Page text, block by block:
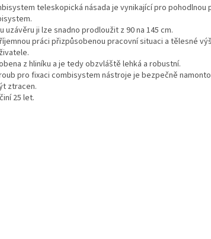
teleskopická násada je vynikající pro pohodlnou
uzávěru ji lze snadno prodloužit z 90 na 145 cm.
práci přizpůsobenou pracovní situaci a tělesné
z hliníku a je tedy obzvláště lehká a robustní.
pro fixaci combisystem nástroje je bezpečně
ztracen.
25 let.